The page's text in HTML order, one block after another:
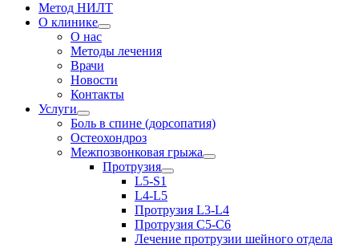
Метод НИЛТ
О клинике
О нас
Методы лечения
Врачи
Новости
Контакты
Услуги
Боль в спине (дорсопатия)
Остеохондроз
Межпозвонковая грыжа
Протрузия
L5-S1
L4-L5
Протрузия L3-L4
Протрузия С5-С6
Лечение протрузии шейного отдела